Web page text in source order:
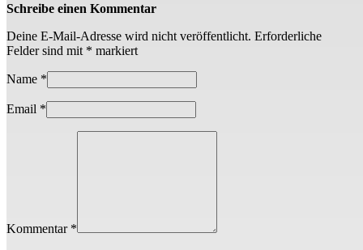
Schreibe einen Kommentar
Deine E-Mail-Adresse wird nicht veröffentlicht. Erforderliche
Felder sind mit * markiert
Name *
Email *
Kommentar *